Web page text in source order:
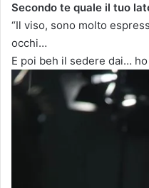
Secondo te quale il tuo
“Il viso, sono molto
occhi…
E poi beh il sedere dai… ho